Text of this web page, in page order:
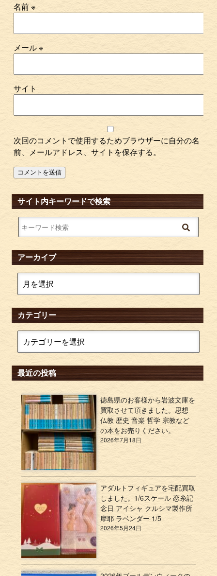
名前※
メール※
サイト
次回のコメントで使用するためブラウザーに自分の名
前、メールアドレス、サイトを保存する。
サイト内キーワードで検索
アーカイブ
カテゴリー
最近の投稿
徳島県のお客様から岩波文庫を
買取させて頂きました。思想
仏教 歴史 音楽 哲学 宗教など
の本をお売りください。
2026年7月18日
アダルトフィギュアを宅配買取
しました。1/6スケール 恋糸記
念日 アイシャ クルシマ製作所
摩耶 ラベンダー 1/5
2026年5月24日